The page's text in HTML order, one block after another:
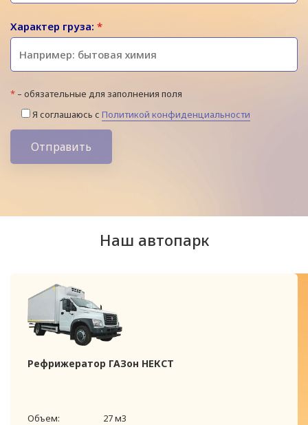
Характер груза: *
* – обязательные для заполнения поля
Я соглашаюсь с Политикой конфиденциальности
Отправить
Наш автопарк
Рефрижератор ГАЗон НЕКСТ
Объем:
27 м3